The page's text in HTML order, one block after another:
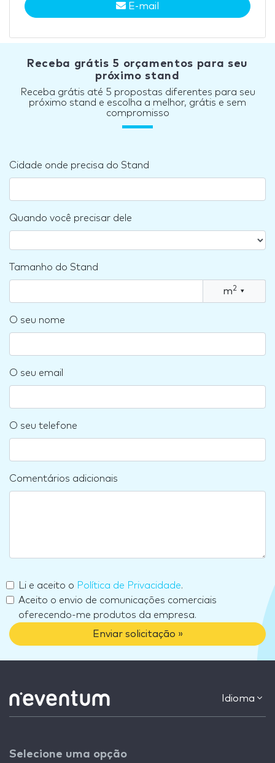
E-mail
Receba grátis 5 orçamentos para seu
próximo stand
Receba grátis até 5 propostas diferentes para seu
próximo stand e escolha a melhor, grátis e sem
compromisso
Cidade onde precisa do Stand
Quando você precisar dele
Tamanho do Stand
m2 ▾
O seu nome
O seu email
O seu telefone
Comentários adicionais
Li e aceito o Política de Privacidade.
Aceito o envio de comunicações comerciais
oferecendo-me produtos da empresa.
Enviar solicitação »
Idioma
Selecione uma opção